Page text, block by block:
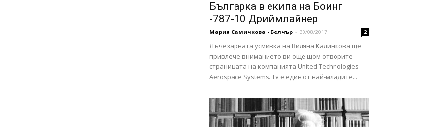
Българка в екипа на Боинг
-787-10 Дриймлайнер
Мария Самичкова - Белчър - 30/08/2017 2
Лъчезарната усмивка на Виляна Калинкова ще
привлече вниманието ви още щом отворите
страницата на компанията United Technologies
Aerospace Systems. Тя е един от най-младите...